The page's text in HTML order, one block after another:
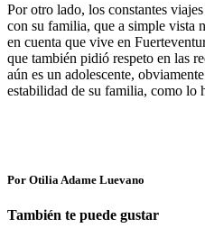
Por otro lado, los constantes
con su familia, que a simple vista
en cuenta que vive en
que también pidió respeto en las
aún es un adolescente,
estabilidad de su familia, como lo
Por Otilia Adame Luevano
También te puede gustar